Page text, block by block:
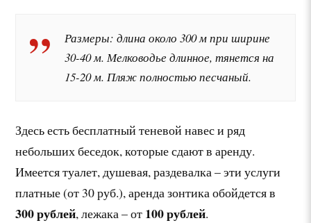
Размеры: длина около 300 м при ширине
30-40 м. Мелководье длинное, тянется на
15-20 м. Пляж полностью песчаный.
Здесь есть бесплатный теневой навес и ряд
небольших беседок, которые сдают в аренду.
Имеется туалет, душевая, раздевалка – эти услуги
платные (от 30 руб.), аренда зонтика обойдется в
300 рублей, лежака – от 100 рублей.